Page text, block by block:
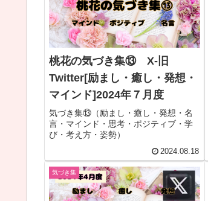
桃花の気づき集⑬ X-旧
Twitter[励まし・癒し・発想・
マインド]2024年７月度
気づき集⑬（励まし・癒し・発想・名
言・マインド・思考・ポジティブ・学
び・考え方・姿勢）
2024.08.18
気づき集